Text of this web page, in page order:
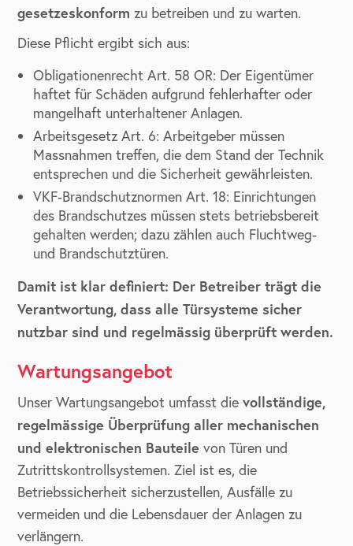
gesetzeskonform zu betreiben und zu warten.
Diese Pflicht ergibt sich aus:
Obligationenrecht Art. 58 OR: Der Eigentümer
haftet für Schäden aufgrund fehlerhafter oder
mangelhaft unterhaltener Anlagen.
Arbeitsgesetz Art. 6: Arbeitgeber müssen
Massnahmen treffen, die dem Stand der Technik
entsprechen und die Sicherheit gewährleisten.
VKF‑Brandschutznormen Art. 18: Einrichtungen
des Brandschutzes müssen stets betriebsbereit
gehalten werden; dazu zählen auch Fluchtweg-
und Brandschutztüren.
Damit ist klar definiert: Der Betreiber trägt die
Verantwortung, dass alle Türsysteme sicher
nutzbar sind und regelmässig überprüft werden.
Wartungsangebot
Unser Wartungsangebot umfasst dievollständige,
regelmässige Überprüfung aller mechanischen
und elektronischen Bauteile von Türen und
Zutrittskontrollsystemen. Ziel ist es, die
Betriebssicherheit sicherzustellen, Ausfälle zu
vermeiden und die Lebensdauer der Anlagen zu
verlängern.